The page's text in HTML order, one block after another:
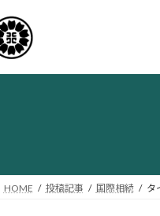
HOME 投稿記事 国際相続 タ